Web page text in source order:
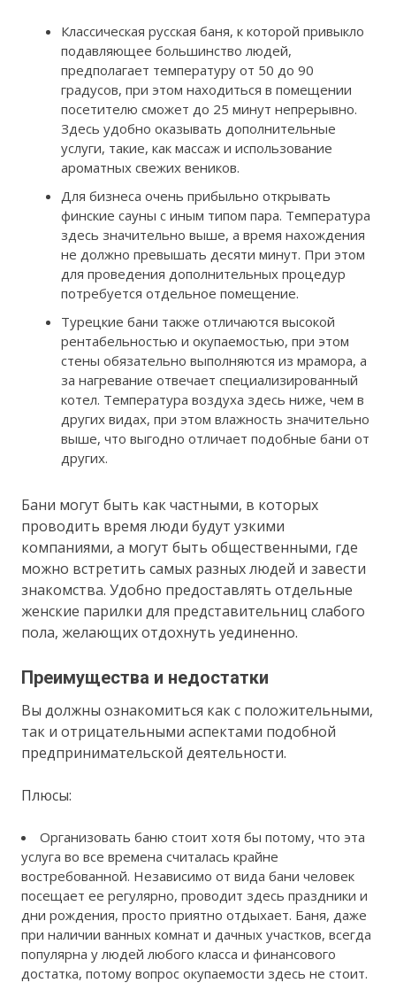
Классическая русская баня, к которой привыкло
подавляющее большинство людей,
предполагает температуру от 50 до 90
градусов, при этом находиться в помещении
посетителю сможет до 25 минут непрерывно.
Здесь удобно оказывать дополнительные
услуги, такие, как массаж и использование
ароматных свежих веников.
Для бизнеса очень прибыльно открывать
финские сауны с иным типом пара. Температура
здесь значительно выше, а время нахождения
не должно превышать десяти минут. При этом
для проведения дополнительных процедур
потребуется отдельное помещение.
Турецкие бани также отличаются высокой
рентабельностью и окупаемостью, при этом
стены обязательно выполняются из мрамора, а
за нагревание отвечает специализированный
котел. Температура воздуха здесь ниже, чем в
других видах, при этом влажность значительно
выше, что выгодно отличает подобные бани от
других.
Бани могут быть как частными, в которых
проводить время люди будут узкими
компаниями, а могут быть общественными, где
можно встретить самых разных людей и завести
знакомства. Удобно предоставлять отдельные
женские парилки для представительниц слабого
пола, желающих отдохнуть уединенно.
Преимущества и недостатки
Вы должны ознакомиться как с положительными,
так и отрицательными аспектами подобной
предпринимательской деятельности.
Плюсы:
Организовать баню стоит хотя бы потому, что эта
услуга во все времена считалась крайне
востребованной. Независимо от вида бани человек
посещает ее регулярно, проводит здесь праздники и
дни рождения, просто приятно отдыхает. Баня, даже
при наличии ванных комнат и дачных участков, всегда
популярна у людей любого класса и финансового
достатка, потому вопрос окупаемости здесь не стоит.